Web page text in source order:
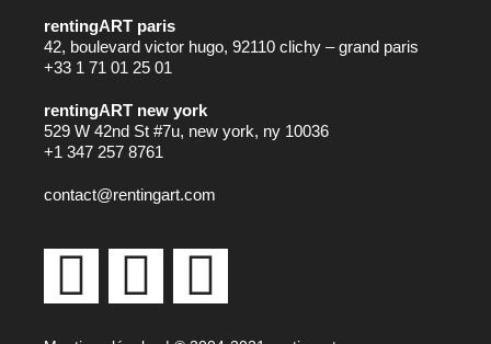
rentingART paris
42, boulevard victor hugo, 92110 clichy – grand paris
+33 1 71 01 25 01
rentingART new york
529 W 42nd St #7u, new york, ny 10036
+1 347 257 8761
contact@rentingart.com